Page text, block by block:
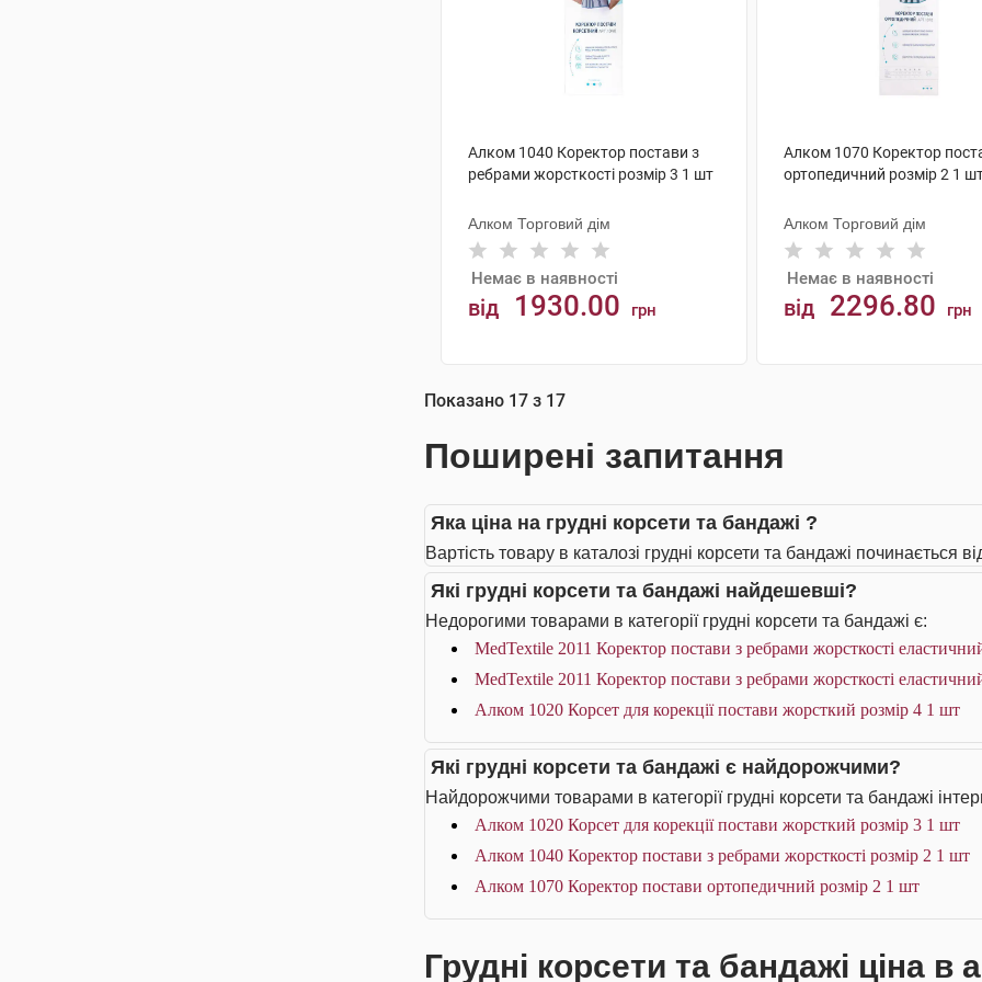
Алком 1040 Коректор постави з
ребрами жорсткості розмір 3 1 шт
Алком Торговий дім
Немає в наявності
від 1930.00 грн
АНАЛОГИ
Алком 1070 Коректор
ортопедичний розмір 2 1
Алком Торговий дім
Немає в наявності
від 2296.80 грн
Показано 17 з 17
Поширені запитання
Яка ціна на грудні корсети та бандажі ?
Вартість товару в каталозі грудні корсети та бандажі починається
Які грудні корсети та бандажі найдешевші?
Недорогими товарами в категорії грудні корсети та бандажі є:
MedTextile 2011 Коректор постави з ребрами жорсткості
MedTextile 2011 Коректор постави з ребрами жорсткості
Алком 1020 Корсет для корекції постави жорсткий розмір 4 1 шт
Які грудні корсети та бандажі є найдорожчими?
Найдорожчими товарами в категорії грудні корсети та бандажі
Алком 1020 Корсет для корекції постави жорсткий розмір 3 1 шт
Алком 1040 Коректор постави з ребрами жорсткості розмір 2 1 шт
Алком 1070 Коректор постави ортопедичний розмір 2 1 шт
Грудні корсети та бандажі ціна в